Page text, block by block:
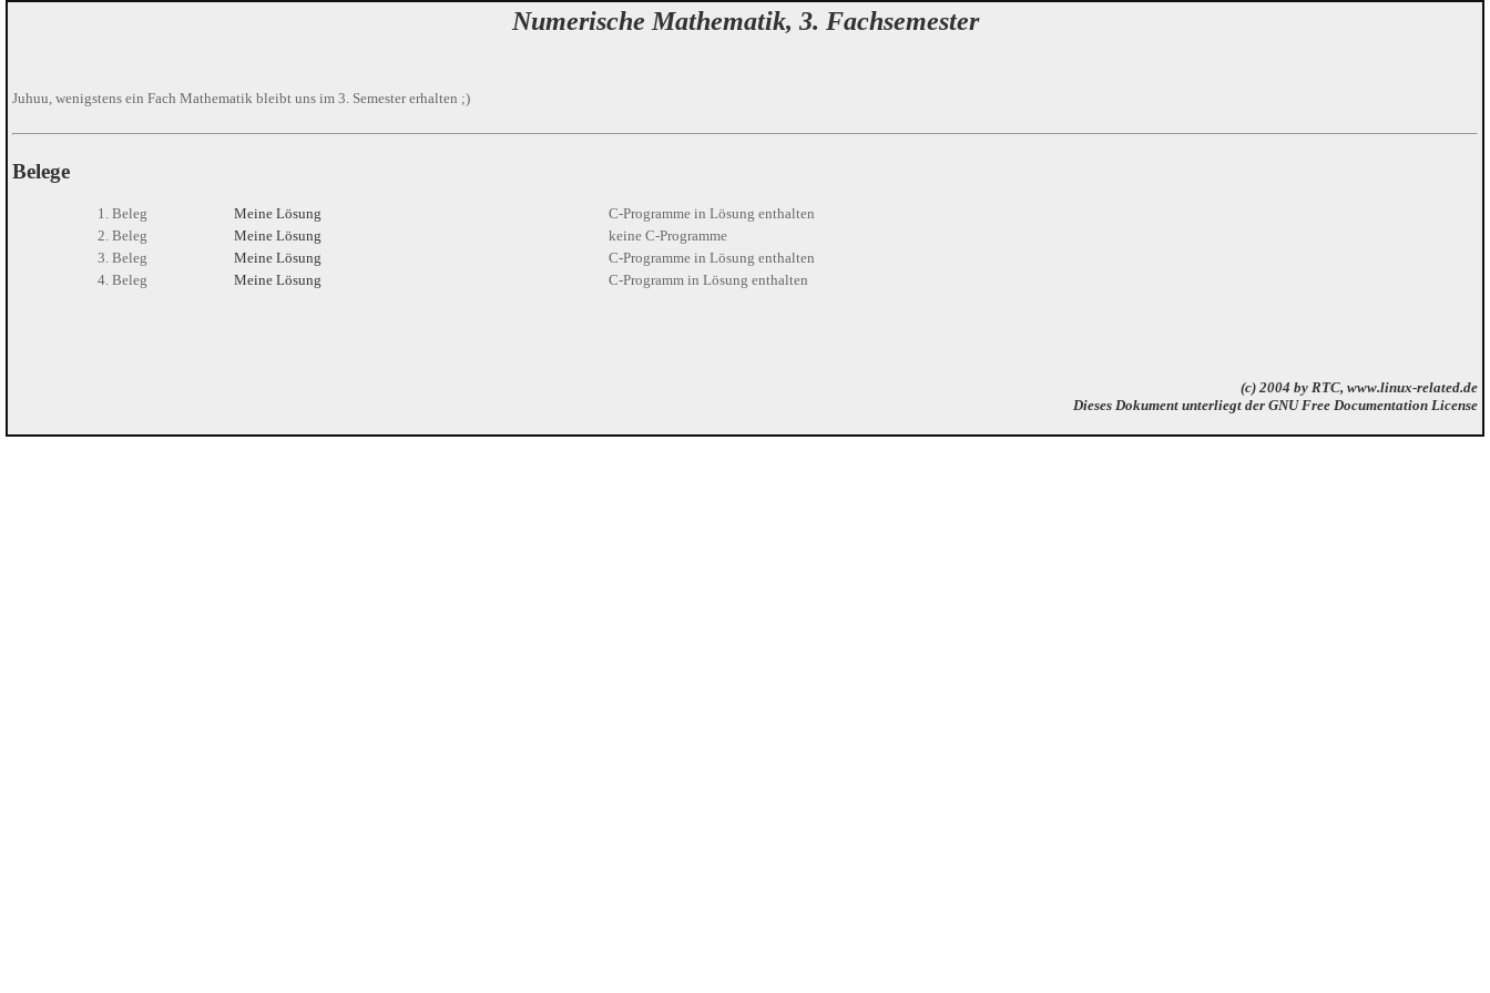
Numerische Mathematik, 3. Fachsemester
Juhuu, wenigstens ein Fach Mathematik bleibt uns im 3. Semester erhalten ;)
Belege
1. Beleg Meine Lösung
C-Programme in Lösung enthalten
2. Beleg
Meine Lösung
keine C-Programme
3. Beleg
Meine Lösung
C-Programme in Lösung enthalten
4. Beleg
Meine Lösung C-Programm in Lösung enthalten
(c) 2004 by RTC, www.linux-related.de
Dieses Dokument unterliegt der GNU Free Documentation License